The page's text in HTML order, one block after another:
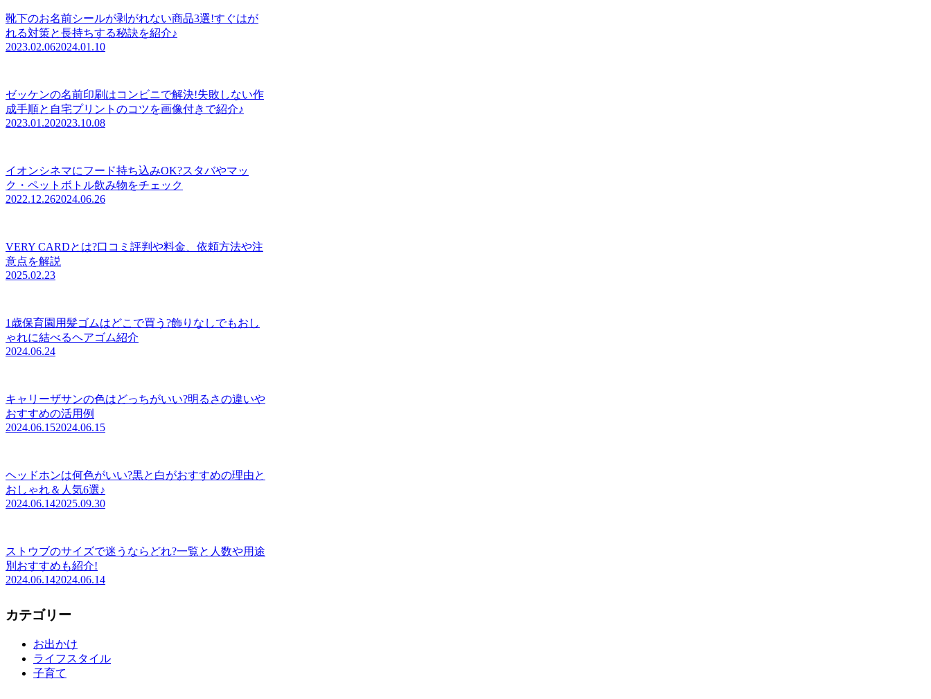
靴下のお名前シールが剥がれない商品3選!すぐはが
れる対策と長持ちする秘訣を紹介♪
2023.02.062024.01.10
ゼッケンの名前印刷はコンビニで解決!失敗しない作
成手順と自宅プリントのコツを画像付きで紹介♪
2023.01.202023.10.08
イオンシネマにフード持ち込みOK?スタバやマッ
ク・ペットボトル飲み物をチェック
2022.12.262024.06.26
VERY CARDとは?口コミ評判や料金、依頼方法や注
意点を解説
2025.02.23
1歳保育園用髪ゴムはどこで買う?飾りなしでもおし
ゃれに結べるヘアゴム紹介
2024.06.24
キャリーザサンの色はどっちがいい?明るさの違いや
おすすめの活用例
2024.06.152024.06.15
ヘッドホンは何色がいい?黒と白がおすすめの理由と
おしゃれ＆人気6選♪
2024.06.142025.09.30
ストウブのサイズで迷うならどれ?一覧と人数や用途
別おすすめも紹介!
2024.06.142024.06.14
カテゴリー
お出かけ
ライフスタイル
子育て